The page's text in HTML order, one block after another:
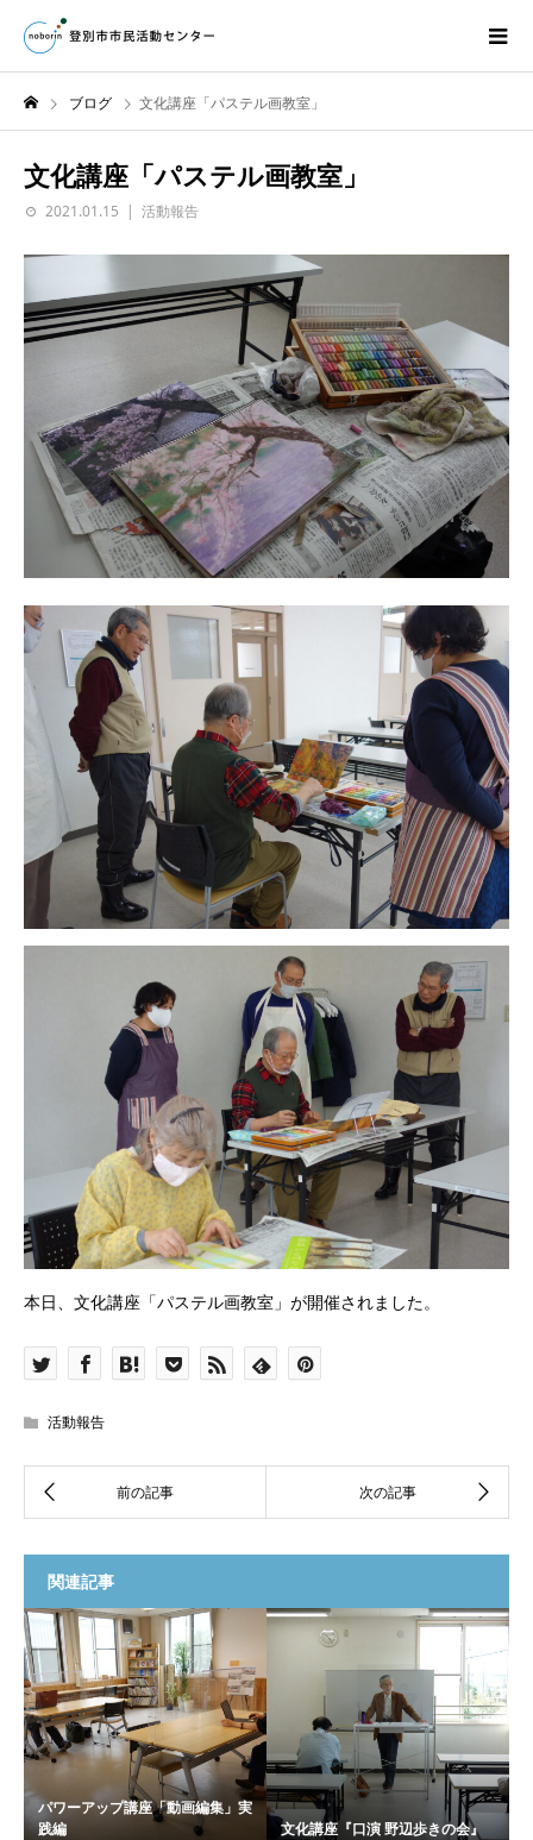
ブログ 文化講座「パステル画教室」
文化講座「パステル画教室」
2021.01.15 活動報告
本日、文化講座「パステル画教室」が開催されました。
活動報告
関連記事
パワーアップ講座「動画編集」実
践編
文化講座『口演 野辺歩きの会』